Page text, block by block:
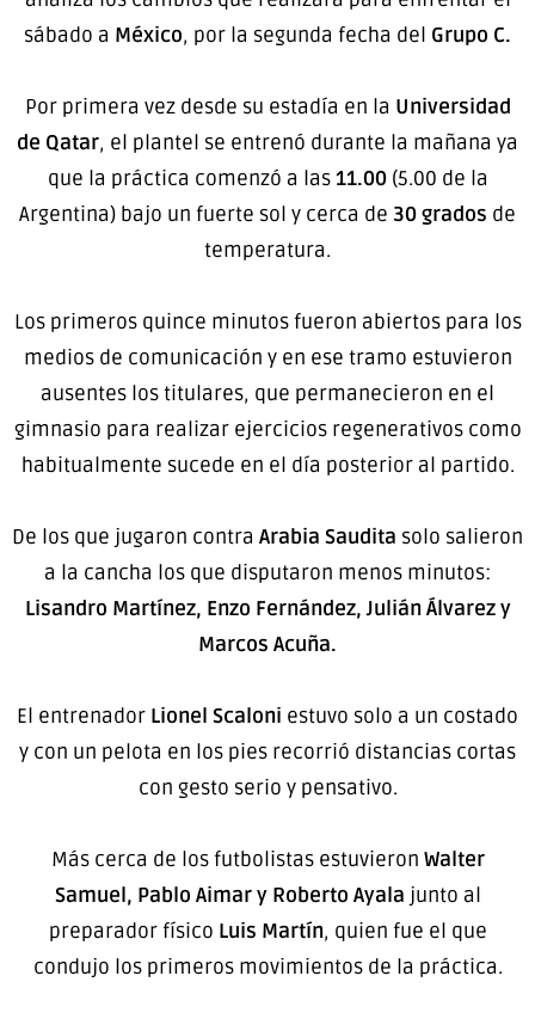
sábado a México, por la segunda fecha del Grupo C.
Por primera vez desde su estadía en la Universidad
de Qatar, el plantel se entrenó durante la mañana ya
que la práctica comenzó a las11.00(5.00 de la
Argentina) bajo un fuerte sol y cerca de 30 grados de
temperatura.
Los primeros quince minutos fueron abiertos para los
medios de comunicación y en ese tramo estuvieron
ausentes los titulares, que permanecieron en el
gimnasio para realizar ejercicios regenerativos como
habitualmente sucede en el día posterior al partido.
De los que jugaron contra Arabia Saudita solo salieron
a la cancha los que disputaron menos minutos:
Lisandro Martínez, Enzo Fernández, Julián Álvarez y
Marcos Acuña.
El entrenador Lionel Scaloni estuvo solo a un costado
y con un pelota en los pies recorrió distancias cortas
con gesto serio y pensativo.
Más cerca de los futbolistas estuvieron Walter
Samuel, Pablo Aimar y Roberto Ayala junto al
preparador físico Luis Martín, quien fue el que
condujo los primeros movimientos de la práctica.